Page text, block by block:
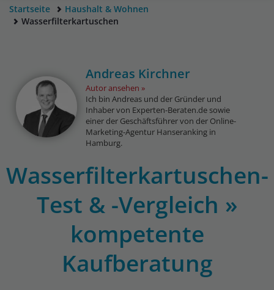
Startseite
Haushalt & Wohnen
Wasserfilterkartuschen
Andreas Kirchner
Autor ansehen
Ich bin Andreas und der Gründer und
Inhaber von Experten-Beraten.de sowie
einer der Geschäftsführer von der Online-
Marketing-Agentur Hanseranking in
Hamburg.
Wasserfilterkartuschen-
Test & -Vergleich »
kompetente
Kaufberatung